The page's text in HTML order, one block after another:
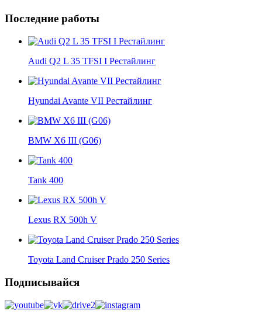
Последние работы
Audi Q2 L 35 TFSI I Рестайлинг
Hyundai Avante VII Рестайлинг
BMW X6 III (G06)
Tank 400
Lexus RX 500h V
Toyota Land Cruiser Prado 250 Series
Подписывайся